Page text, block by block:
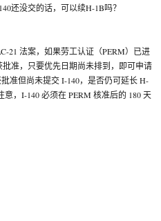
还没交的话，可以续H-1B吗？
21 法案，如果劳工认证（PERM）已进
准，只要优先日期尚未排到，即可申请
准但尚未提交 I-140，是否仍可延长 H-
，I-140 必须在 PERM 核准后的 180 天